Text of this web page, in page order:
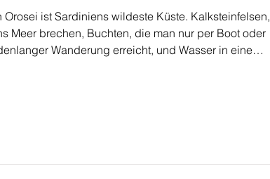
Orosei ist Sardiniens wildeste Küste. Kalksteinfelsen,
Meer brechen, Buchten, die man nur per Boot oder
Wanderung erreicht, und Wasser in einem